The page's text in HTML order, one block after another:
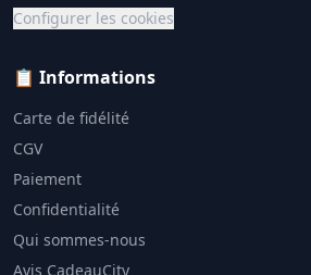
Configurer les cookies
📋 Informations
Carte de fidélité
CGV
Paiement
Confidentialité
Qui sommes-nous
Avis CadeauCity